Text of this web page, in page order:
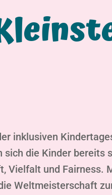
inklusiven
die Kinder bereits
Vielfalt und Fairness.
Weltmeisterschaft